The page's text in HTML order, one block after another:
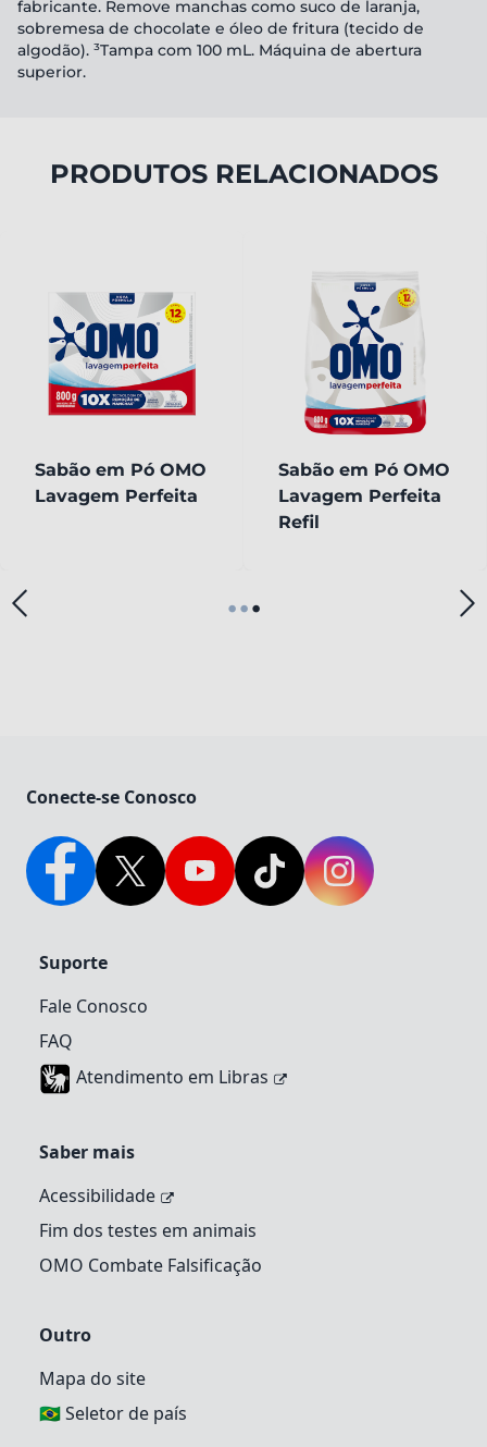
fabricante. Remove manchas como suco de laranja,
sobremesa de chocolate e óleo de fritura (tecido de
algodão). ³Tampa com 100 mL. Máquina de abertura
superior.
PRODUTOS RELACIONADOS
Sabão em Pó OMO
Lavagem Perfeita
Sabão em Pó OMO
Lavagem Perfeita
Refil
•••
Conecte-se Conosco
FacebookTwitter YouTubeTikTok Instagram
Suporte
Fale Conosco
FAQ
Atendimento em Libras
Saber mais
Acessibilidade
Fim dos testes em animais
OMO Combate Falsificação
Outro
Mapa do site
🇧🇷 Seletor de país